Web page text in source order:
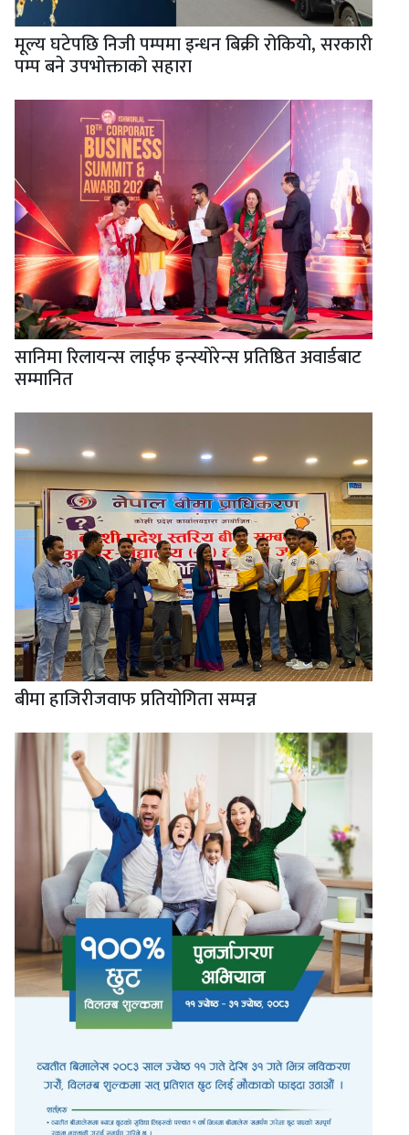
मूल्य घटेपछि निजी पम्पमा इन्धन बिक्री रोकियो, सरकारी
पम्प बने उपभोक्ताको सहारा
सानिमा रिलायन्स लाईफ इन्स्योरेन्स प्रतिष्ठित अवार्डबाट
सम्मानित
बीमा हाजिरीजवाफ प्रतियोगिता सम्पन्न